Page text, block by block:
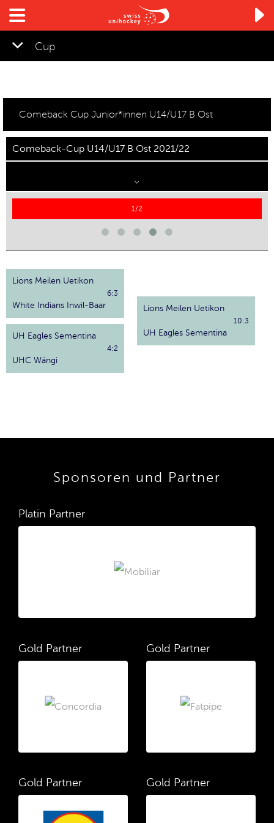

Cup
Comeback Cup Junior*innen U14/U17 B Ost
Comeback-Cup U14/U17 B Ost 2021/22
1/2
Lions Meilen Uetikon
White Indians Inwil-Baar
6:3
UH Eagles Sementina
UHC Wängi
4:2
Lions Meilen Uetikon
UH Eagles Sementina
10:3
Sponsoren und Partner
Platin Partner
Gold Partner Gold Partner
Gold Partner Gold Partner